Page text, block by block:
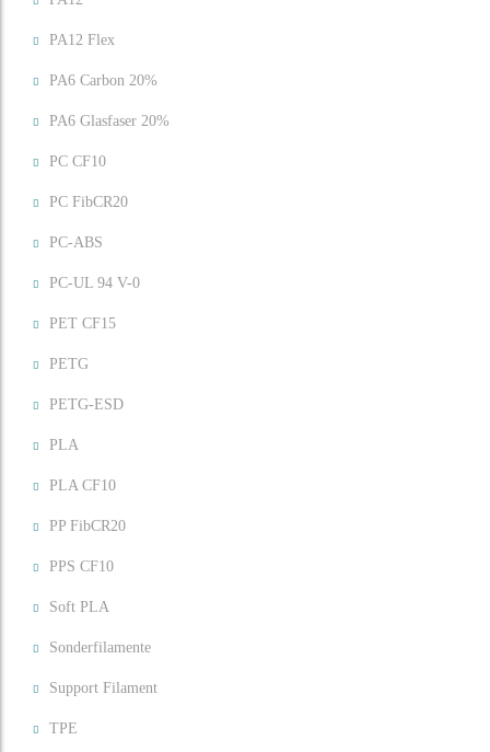
PA12 Flex
PA6 Carbon 20%
PA6 Glasfaser 20%
PC CF10
PC FibCR20
PC-ABS
PC-UL 94 V-0
PET CF15
PETG
PETG-ESD
PLA
PLA CF10
PP FibCR20
PPS CF10
Soft PLA
Sonderfilamente
Support Filament
TPE